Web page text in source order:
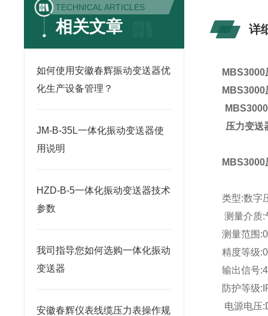
TECHNICAL ARTICLES
相关文章
如何使用安徽春辉振动变送器优
化生产设备管理？
JM-B-35L一体化振动变送器使
用说明
HZD-B-5一体化振动变送器技术
参数
我司指导您如何选购一体化振动
变送器
安徽春辉仪表线缆压力表操作规
详
MBS3000
MBS3000
MBS3000
压力变送
MBS3000
类型:数字
测量介质:
测量范围
精度等级
输出信号
防护等级
电源电压